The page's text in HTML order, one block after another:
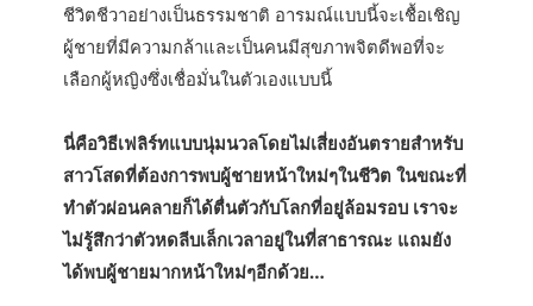
ชีวิตชีวาอย่างเป็นธรรมชาติ อารมณ์แบบนี้จะเชื้อเชิญ
ผู้ชายที่มีความกล้าและเป็นคนมีสุขภาพจิตดีพอที่จะ
เลือกผู้หญิงซึ่งเชื่อมั่นในตัวเองแบบนี้
นี่คือวิธีเฟลิร์ทแบบนุ่มนวลโดยไม่เสี่ยงอันตรายสำหรับ
สาวโสดที่ต้องการพบผู้ชายหน้าใหม่ๆในชีวิต ในขณะที่
ทำตัวผ่อนคลายก็ได้ตื่นตัวกับโลกที่อยู่ล้อมรอบ เราจะ
ไม่รู้สึกว่าตัวหดลีบเล็กเวลาอยู่ในที่สาธารณะ แถมยัง
ได้พบผู้ชายมากหน้าใหม่ๆอีกด้วย…